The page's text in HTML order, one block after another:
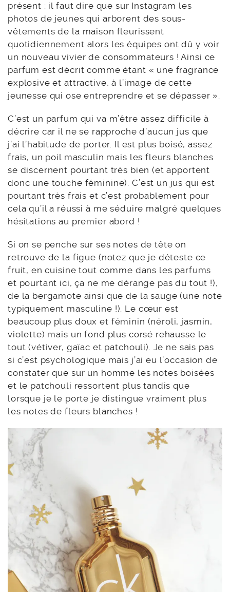
présent : il faut dire que sur Instagram les
photos de jeunes qui arborent des sous-
vêtements de la maison fleurissent
quotidiennement alors les équipes ont dû y voir
un nouveau vivier de consommateurs ! Ainsi ce
parfum est décrit comme étant « une fragrance
explosive et attractive, à l’image de cette
jeunesse qui ose entreprendre et se dépasser ».
C’est un parfum qui va m’être assez difficile à
décrire car il ne se rapproche d’aucun jus que
j’ai l’habitude de porter. Il est plus boisé, assez
frais, un poil masculin mais les fleurs blanches
se discernent pourtant très bien (et apportent
donc une touche féminine). C’est un jus qui est
pourtant très frais et c’est probablement pour
cela qu’il a réussi à me séduire malgré quelques
hésitations au premier abord !
Si on se penche sur ses notes de tête on
retrouve de la figue (notez que je déteste ce
fruit, en cuisine tout comme dans les parfums
et pourtant ici, ça ne me dérange pas du tout !),
de la bergamote ainsi que de la sauge (une note
typiquement masculine !). Le cœur est
beaucoup plus doux et féminin (néroli, jasmin,
violette) mais un fond plus corsé rehausse le
tout (vétiver, gaïac et patchouli). Je ne sais pas
si c’est psychologique mais j’ai eu l’occasion de
constater que sur un homme les notes boisées
et le patchouli ressortent plus tandis que
lorsque je le porte je distingue vraiment plus
les notes de fleurs blanches !